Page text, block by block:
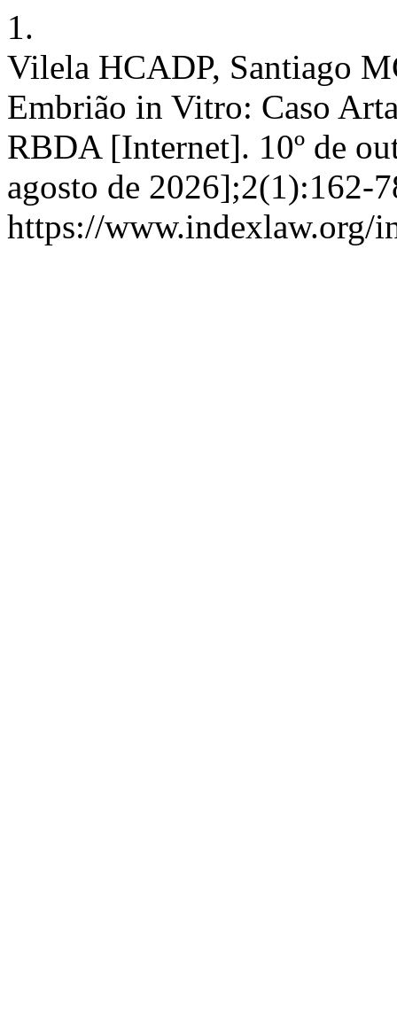
1.
Vilela HCADP, Santiago
Embrião in Vitro: Caso
RBDA [Internet]. 10º de
agosto de 2026];2(1):162-
https://www.indexlaw.org/